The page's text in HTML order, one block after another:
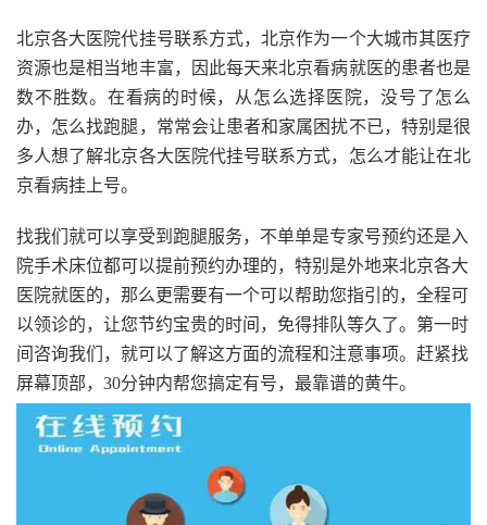
北京各大医院代挂号联系方式，北京作为一个大城市其医疗
资源也是相当地丰富，因此每天来北京看病就医的患者也是
数不胜数。在看病的时候，从怎么选择医院，没号了怎么
办，怎么找跑腿，常常会让患者和家属困扰不已，特别是很
多人想了解北京各大医院代挂号联系方式，怎么才能让在北
京看病挂上号。
找我们就可以享受到跑腿服务，不单单是专家号预约还是入
院手术床位都可以提前预约办理的，特别是外地来北京各大
医院就医的，那么更需要有一个可以帮助您指引的，全程可
以领诊的，让您节约宝贵的时间，免得排队等久了。第一时
间咨询我们，就可以了解这方面的流程和注意事项。赶紧找
屏幕顶部，30分钟内帮您搞定有号，最靠谱的黄牛。